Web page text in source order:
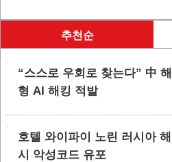
추천순
“스스로 우회로 찾는다” 中
형 AI 해킹 적발
호텔 와이파이 노린 러시아
시 악성코드 유포